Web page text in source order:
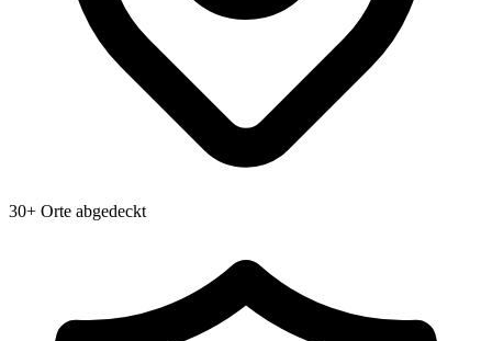
30+ Orte abgedeckt